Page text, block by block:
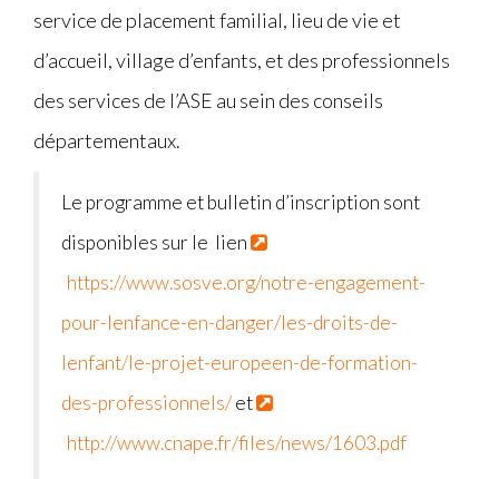
service de placement familial, lieu de vie et
d’accueil, village d’enfants, et des professionnels
des services de l’ASE au sein des conseils
départementaux.
Le programme et bulletin d’inscription sont
disponibles sur le lien
https://www.sosve.org/notre-engagement-
pour-lenfance-en-danger/les-droits-de-
lenfant/le-projet-europeen-de-formation-
des-professionnels/et
http://www.cnape.fr/files/news/1603.pdf